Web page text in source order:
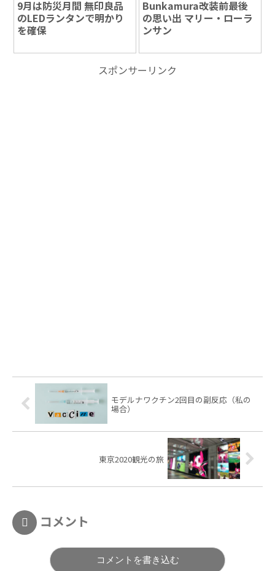
9月は防災月間 無印良品
のLEDランタンで明かり
を確保
Bunkamura改装前最後
の思い出 マリー・ローラ
ンサン
スポンサーリンク
モデルナワクチン2回目の副反応（私の
場合）
東京2020観光の旅
コメント
コメントを書き込む